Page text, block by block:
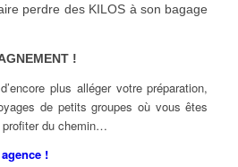
perdre des KILOS à son bagage
!
plus alléger votre préparation,
de petits groupes où vous êtes
profiter du chemin…
!